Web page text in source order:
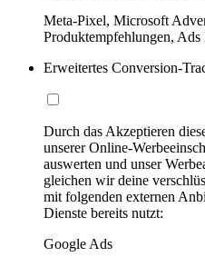
Meta-Pixel, Microsoft
Produktempfehlungen, Ads
Erweitertes Conversion-
Durch das Akzeptieren
unserer Online-
auswerten und unser
gleichen wir deine
mit folgenden externen
Dienste bereits nutzt:
Google Ads